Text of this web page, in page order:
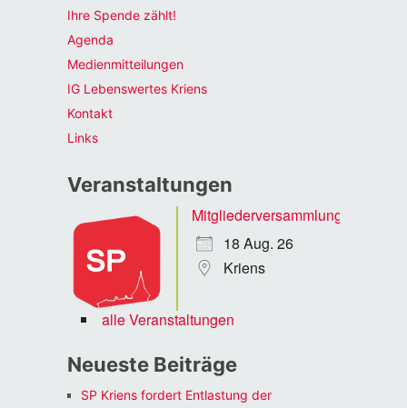
Ihre Spende zählt!
Agenda
Medienmitteilungen
IG Lebenswertes Kriens
Kontakt
Links
Veranstaltungen
Mitgliederversammlung
18 Aug. 26
Kriens
alle Veranstaltungen
Neueste Beiträge
SP Kriens fordert Entlastung der